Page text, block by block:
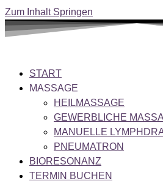
Zum Inhalt Springen
START
MASSAGE
HEILMASSAGE
GEWERBLICHE
MANUELLE
PNEUMATRON
BIORESONANZ
TERMIN BUCHEN